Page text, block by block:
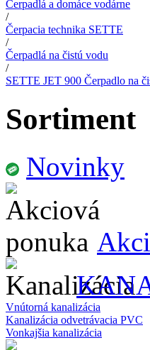
Čerpadlá a domáce vodárne
/
Čerpacia technika SETTE
/
Čerpadlá na čistú vodu
/
SETTE JET 900 Čerpadlo na
Sortiment
Novinky
Vnútorná kanalizácia
Kanalizácia odvetrávacia PVC
Vonkajšia kanalizácia